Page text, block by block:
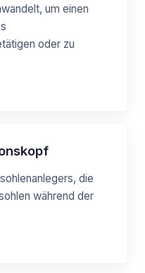
um einen
oder zu
die
während der